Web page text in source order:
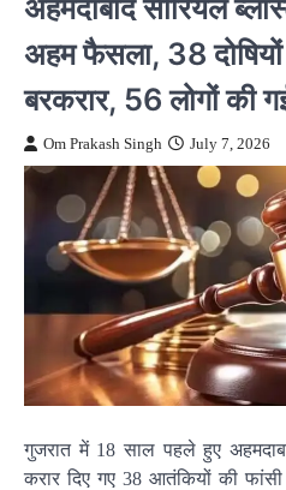
अहम फैसला, 38
बरकरार, 56 लोगों की
Om Prakash Singh July 7, 2026
गुजरात में 18 साल पहले हुए
करार दिए गए 38 आतंकियों की फांसी